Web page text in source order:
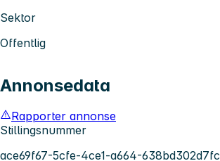
Sektor
Offentlig
Annonsedata
Rapporter annonse
Stillingsnummer
ace69f67-5cfe-4ce1-a664-638bd302d7fc